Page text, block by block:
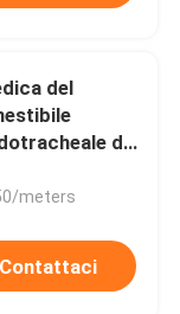
del
del
0.25mm
meters
Contattaci